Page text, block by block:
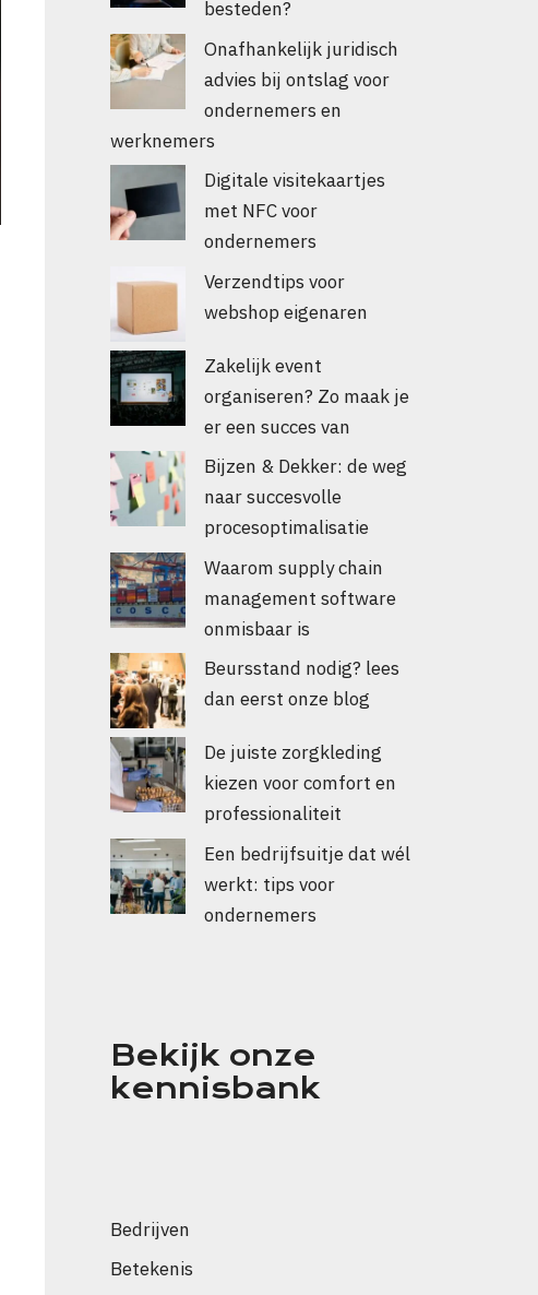
besteden?
Onafhankelijk juridisch
advies bij ontslag voor
ondernemers en
werknemers
Digitale visitekaartjes
met NFC voor
ondernemers
Verzendtips voor
webshop eigenaren
Zakelijk event
organiseren? Zo maak je
er een succes van
Bijzen & Dekker: de weg
naar succesvolle
procesoptimalisatie
Waarom supply chain
management software
onmisbaar is
Beursstand nodig? lees
dan eerst onze blog
De juiste zorgkleding
kiezen voor comfort en
professionaliteit
Een bedrijfsuitje dat wél
werkt: tips voor
ondernemers
Bekijk onze
kennisbank
Bedrijven
Betekenis